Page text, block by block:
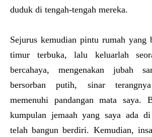
duduk di tengah-tengah mereka.
Sejurus kemudian pintu rumah yang
timur terbuka, lalu keluarlah
bercahaya, mengenakan jubah
bersorban putih, sinar terangnya
memenuhi pandangan mata saya.
kumpulan jemaah yang saya ada
telah bangun berdiri. Kemudian,